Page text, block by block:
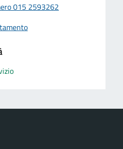
015 2593262